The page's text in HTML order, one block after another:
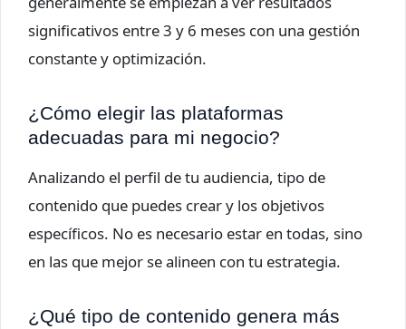
significativos entre 3 y 6 meses con una gestión
constante y optimización.
¿Cómo elegir las plataformas
adecuadas para mi negocio?
Analizando el perfil de tu audiencia, tipo de
contenido que puedes crear y los objetivos
específicos. No es necesario estar en todas, sino
en las que mejor se alineen con tu estrategia.
¿Qué tipo de contenido genera más